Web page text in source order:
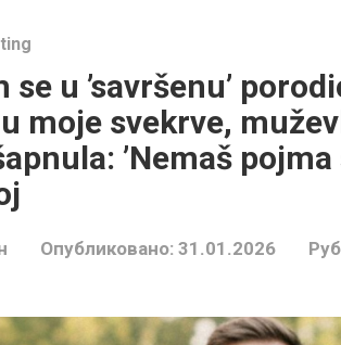
se u ’savršenu’
moje svekrve,
’Nemaš
Опубликовано: 31.01.2026